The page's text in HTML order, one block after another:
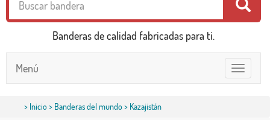
Banderas de calidad fabricadas para ti.
Toggle
navigation
Menú
> Inicio> Banderas del mundo> Kazajistán